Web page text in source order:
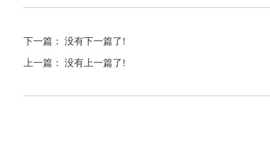
下一篇： 没有下一篇了!
上一篇： 没有上一篇了!